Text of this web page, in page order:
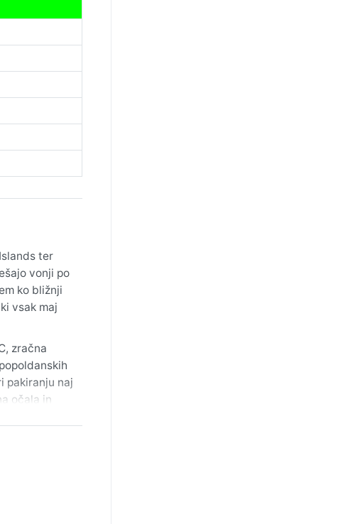
ter
vonji po
ko bližnji
vsak maj
zračna
pakiranju naj
očala in
La
tudi
ta ustvarja